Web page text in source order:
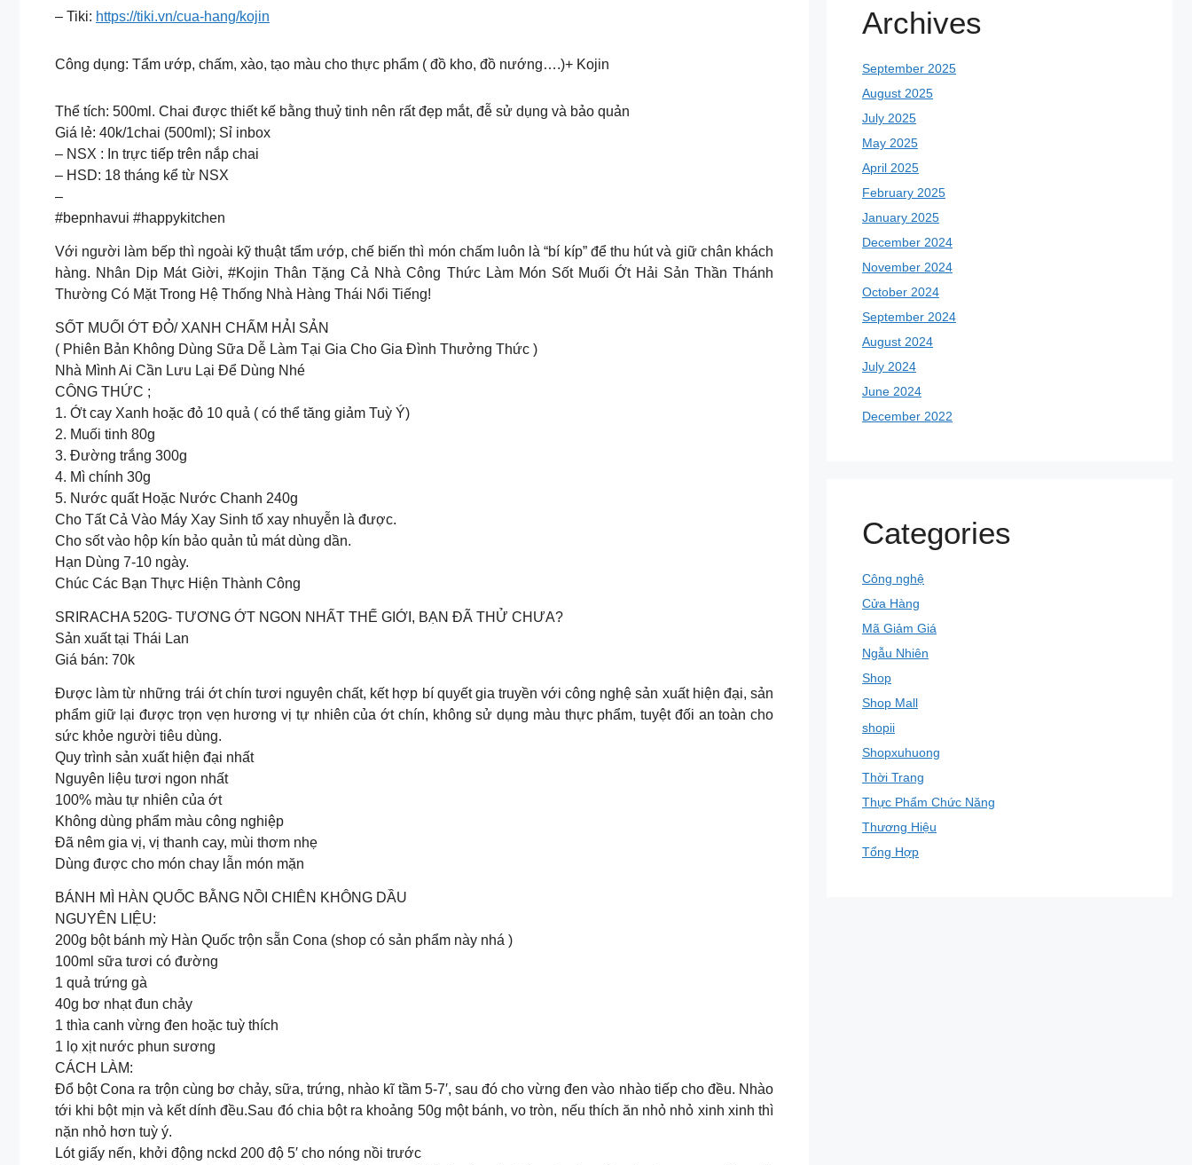
– Tiki: https://tiki.vn/cua-hang/kojin
Công dụng: Tẩm ướp, chấm, xào, tạo màu cho thực phẩm ( đồ kho, đồ nướng….)+ Kojin
Thể tích: 500ml. Chai được thiết kế bằng thuỷ tinh nên rất đẹp mắt, đễ sử dụng và bảo quản
Giá lẻ: 40k/1chai (500ml); Sỉ inbox
– NSX : In trực tiếp trên nắp chai
– HSD: 18 tháng kể từ NSX
–
#bepnhavui #happykitchen
Với người làm bếp thì ngoài kỹ thuật tẩm ướp, chế biến thì món chấm luôn là “bí kíp” để thu hút và giữ chân khách
hàng. Nhân Dịp Mát Giời, #Kojin Thân Tặng Cả Nhà Công Thức Làm Món Sốt Muối Ớt Hải Sản Thần Thánh
Thường Có Mặt Trong Hệ Thống Nhà Hàng Thái Nổi Tiếng!
SỐT MUỐI ỚT ĐỎ/ XANH CHẤM HẢI SẢN
( Phiên Bản Không Dùng Sữa Dễ Làm Tại Gia Cho Gia Đình Thưởng Thức )
Nhà Mình Ai Cần Lưu Lại Để Dùng Nhé
CÔNG THỨC ;
1. Ớt cay Xanh hoặc đỏ 10 quả ( có thể tăng giảm Tuỳ Ý)
2. Muối tinh 80g
3. Đường trắng 300g
4. Mì chính 30g
5. Nước quất Hoặc Nước Chanh 240g
Cho Tất Cả Vào Máy Xay Sinh tố xay nhuyễn là được.
Cho sốt vào hộp kín bảo quản tủ mát dùng dần.
Hạn Dùng 7-10 ngày.
Chúc Các Bạn Thực Hiện Thành Công
SRIRACHA 520G- TƯƠNG ỚT NGON NHẤT THẾ GIỚI, BẠN ĐÃ THỬ CHƯA?
Sản xuất tại Thái Lan
Giá bán: 70k
Được làm từ những trái ớt chín tươi nguyên chất, kết hợp bí quyết gia truyền với công nghệ sản xuất hiện đại, sản
phẩm giữ lại được trọn vẹn hương vị tự nhiên của ớt chín, không sử dụng màu thực phẩm, tuyệt đối an toàn cho
sức khỏe người tiêu dùng.
Quy trình sản xuất hiện đại nhất
Nguyên liệu tươi ngon nhất
100% màu tự nhiên của ớt
Không dùng phẩm màu công nghiệp
Đã nêm gia vị, vị thanh cay, mùi thơm nhẹ
Dùng được cho món chay lẫn món mặn
BÁNH MÌ HÀN QUỐC BẰNG NỒI CHIÊN KHÔNG DẦU
NGUYÊN LIỆU:
200g bột bánh mỳ Hàn Quốc trộn sẵn Cona (shop có sản phẩm này nhá )
100ml sữa tươi có đường
1 quả trứng gà
40g bơ nhạt đun chảy
1 thìa canh vừng đen hoặc tuỳ thích
1 lọ xịt nước phun sương
CÁCH LÀM:
Đổ bột Cona ra trộn cùng bơ chảy, sữa, trứng, nhào kĩ tầm 5-7′, sau đó cho vừng đen vào nhào tiếp cho đều. Nhào
tới khi bột mịn và kết dính đều.Sau đó chia bột ra khoảng 50g một bánh, vo tròn, nếu thích ăn nhỏ nhỏ xinh xinh thì
nặn nhỏ hơn tuỳ ý.
Lót giấy nến, khởi động nckd 200 độ 5′ cho nóng nồi trước
Archives
September 2025
August 2025
July 2025
May 2025
April 2025
February 2025
January 2025
December 2024
November 2024
October 2024
September 2024
August 2024
July 2024
June 2024
December 2022
Categories
Công nghệ
Cửa Hàng
Mã Giảm Giá
Ngẫu Nhiên
Shop
Shop Mall
shopii
Shopxuhuong
Thời Trang
Thực Phẩm Chức Năng
Thương Hiệu
Tổng Hợp